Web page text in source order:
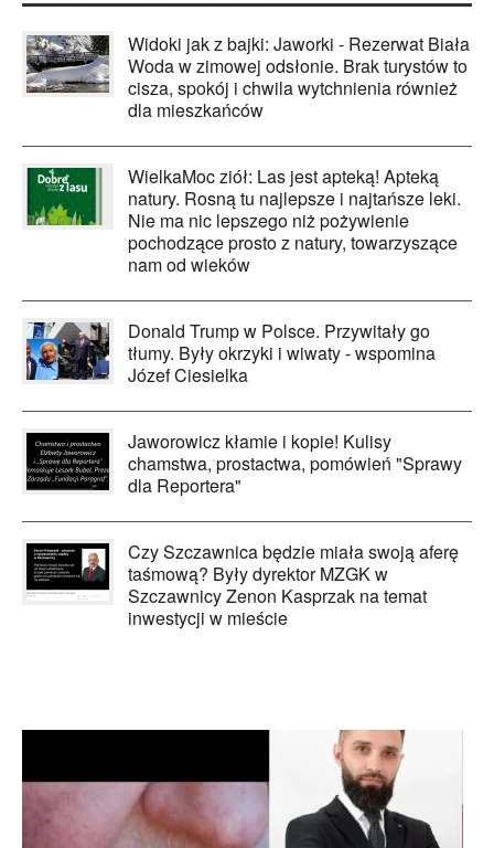
Widoki jak z bajki: Jaworki - Rezerwat Biała
Woda w zimowej odsłonie. Brak turystów to
cisza, spokój i chwila wytchnienia również
dla mieszkańców
WielkaMoc ziół: Las jest apteką! Apteką
natury. Rosną tu najlepsze i najtańsze leki.
Nie ma nic lepszego niż pożywienie
pochodzące prosto z natury, towarzyszące
nam od wieków
Donald Trump w Polsce. Przywitały go
tłumy. Były okrzyki i wiwaty - wspomina
Józef Ciesielka
Jaworowicz kłamie i kopie! Kulisy
chamstwa, prostactwa, pomówień "Sprawy
dla Reportera"
Czy Szczawnica będzie miała swoją aferę
taśmową? Były dyrektor MZGK w
Szczawnicy Zenon Kasprzak na temat
inwestycji w mieście